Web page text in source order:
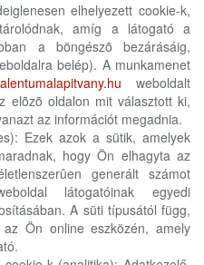
elhelyezett cookie-k,
amíg a látogató a
a böngészõ bezárásáig,
belép). A munkamenet
weboldalt
elõzõ oldalon mit választott ki,
az információt megadnia.
Ezek azok a sütik, amelyek
hogy Ön elhagyta az
generált számot
látogatóinak egyedi
A süti típusától függ,
Ön online eszközén, amely